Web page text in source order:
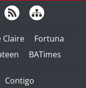
Claire
Fortuna
BATimes
Contigo